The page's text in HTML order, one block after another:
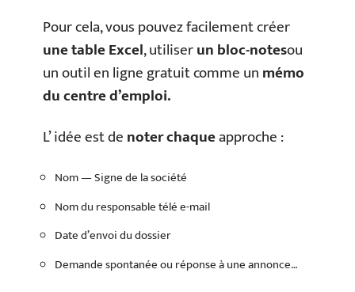
Pour cela, vous pouvez facilement créer
une table Excel, utiliserun bloc-notesou
un outil en ligne gratuit comme unmémo
du centre d’emploi.
L’ idée est denoter chaqueapproche :
Nom — Signe de la société
Nom du responsable télé e-mail
Date d’envoi du dossier
Demande spontanée ou réponse à une annonce…